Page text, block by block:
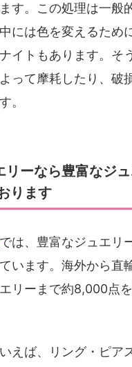
す。この処理は一般
には色を変えるため
イトもあります。そ
って摩耗したり、破
。
リーなら豊富なジ
ります
では、豊富なジュエリ
います。海外から直
リーまで約8,000点
えば、リング・ピア